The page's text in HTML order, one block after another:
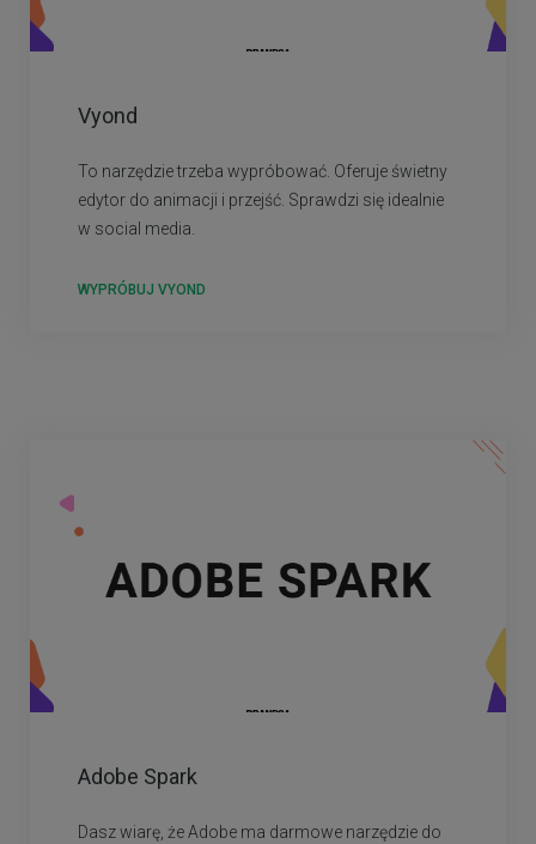
Vyond
To narzędzie trzeba wypróbować. Oferuje świetny
edytor do animacji i przejść. Sprawdzi się idealnie
w social media.
WYPRÓBUJ VYOND
Adobe Spark
Dasz wiarę, że Adobe ma darmowe narzędzie do